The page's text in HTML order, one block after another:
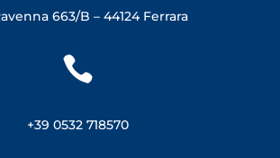
663/B – 44124 Ferrara

+39 0532 718570